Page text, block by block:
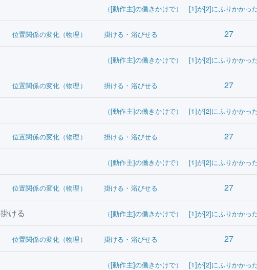
（[動作主]の働きかけで） [1]が[2]にふりかか
位置関係の変化（物理） 掛ける・浴びせる 27
（[動作主]の働きかけで） [1]が[2]にふりかか
位置関係の変化（物理） 掛ける・浴びせる 27
（[動作主]の働きかけで） [1]が[2]にふりかか
位置関係の変化（物理） 掛ける・浴びせる 27
（[動作主]の働きかけで） [1]が[2]にふりかか
位置関係の変化（物理） 掛ける・浴びせる 27
掛ける （[動作主]の働きかけで） [1]が[2]にふりかか
位置関係の変化（物理） 掛ける・浴びせる 27
（[動作主]の働きかけで） [1]が[2]にふりかか